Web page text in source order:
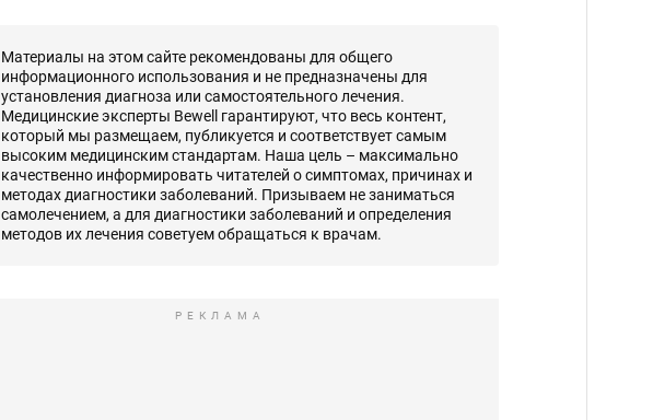
Материалы на этом сайте рекомендованы для общего
информационного использования и не предназначены для
установления диагноза или самостоятельного лечения.
Медицинские эксперты Bewell гарантируют, что весь контент,
который мы размещаем, публикуется и соответствует самым
высоким медицинским стандартам. Наша цель – максимально
качественно информировать читателей о симптомах, причинах и
методах диагностики заболеваний. Призываем не заниматься
самолечением, а для диагностики заболеваний и определения
методов их лечения советуем обращаться к врачам.
РЕКЛАМА